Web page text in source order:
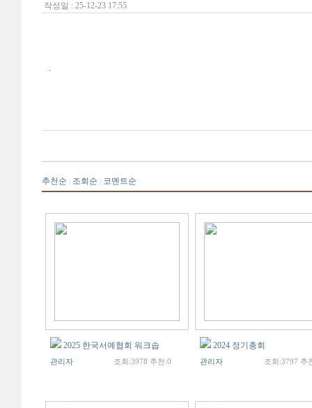
작성일 : 25-12-23 17:55
.
추천순 조회순 코멘트순
2025 한국서예협회 워크솝
관리자 조회:3978 추천:0
2024 정기총회
관리자 조회:3797 추